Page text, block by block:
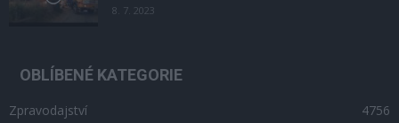
8. 7. 2023
OBLÍBENÉ KATEGORIE
Zpravodajství
4756